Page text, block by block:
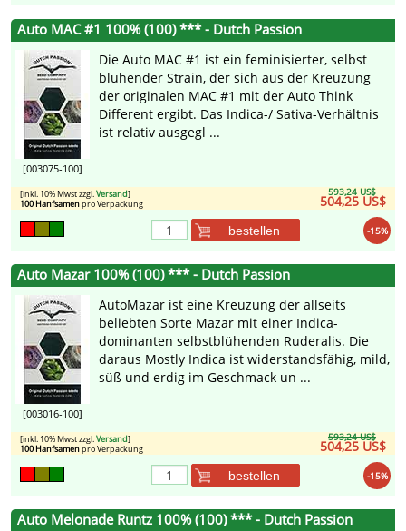
Auto MAC #1 100% (100) *** - Dutch Passion
[003075-100]
Die Auto MAC #1 ist ein feminisierter, selbst
blühender Strain, der sich aus der Kreuzung
der originalen MAC #1 mit der Auto Think
Different ergibt. Das Indica-/ Sativa-Verhältnis
ist relativ ausgegl ...
593,24 US$
504,25 US$
[inkl. 10% Mwst zzgl.Versand]
100 Hanfsamenpro Verpackung
-15%
bestellen
Auto Mazar 100% (100) *** - Dutch Passion
[003016-100]
AutoMazar ist eine Kreuzung der allseits
beliebten Sorte Mazar mit einer Indica-
dominanten selbstblühenden Ruderalis. Die
daraus Mostly Indica ist widerstandsfähig, mild,
süß und erdig im Geschmack un ...
593,24 US$
504,25 US$
[inkl. 10% Mwst zzgl.Versand]
100 Hanfsamenpro Verpackung
-15%
bestellen
Auto Melonade Runtz 100% (100) *** - Dutch Passion